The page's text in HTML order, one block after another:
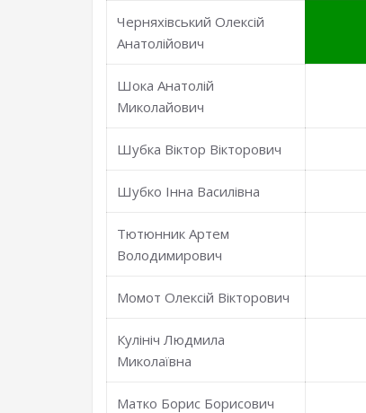
Черняхівський Олексій
Анатолійович
Шока Анатолій
Миколайович
Шубка Віктор Вікторович
Шубко Інна Василівна
Тютюнник Артем
Володимирович
Момот Олексій Вікторович
Кулініч Людмила
Миколаївна
Матко Борис Борисович